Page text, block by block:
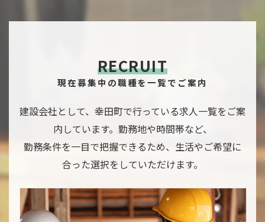
現在募集中の職種を一覧でご案内
RECRUIT
建設会社として、幸田町で行っている求人一覧をご案
内しています。勤務地や時間帯など、
勤務条件を一目で把握できるため、生活やご希望に
合った選択をしていただけます。